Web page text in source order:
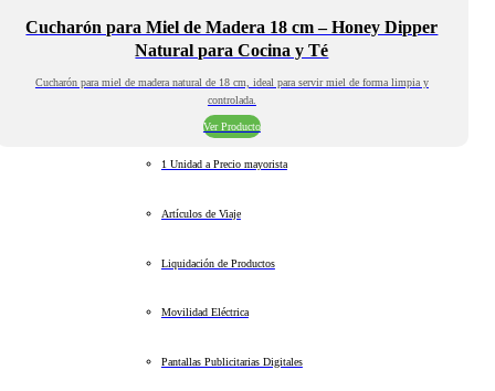
Cucharón para Miel de Madera 18 cm – Honey Dipper
Natural para Cocina y Té
Cucharón para miel de madera natural de 18 cm, ideal para servir miel de forma limpia y
controlada.
Ver Producto
1 Unidad a Precio mayorista
Artículos de Viaje
Liquidación de Productos
Movilidad Eléctrica
Pantallas Publicitarias Digitales